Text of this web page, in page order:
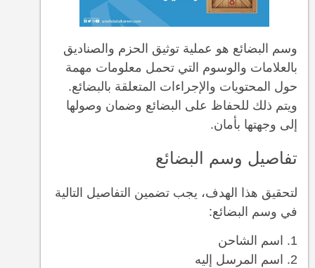
وسم البضائع هو عملية توثيق الحزم والصناديق
بالعلامات والوسوم التي تحمل معلومات مهمة
حول المحتويات والإجراءات المتعلقة بالبضائع.
ويتم ذلك للحفاظ على البضائع وضمان وصولها
إلى وجهتها بأمان.
تفاصيل وسم البضائع
لتحقيق هذا الهدف، يجب تضمين التفاصيل التالية
في وسم البضائع:
اسم الشاحن
اسم المرسل إليه